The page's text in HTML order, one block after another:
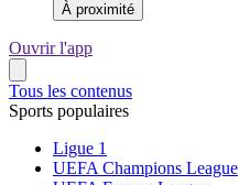
À proximité
Ouvrir l'app
Tous les contenus
Sports populaires
Ligue 1
UEFA Champions League